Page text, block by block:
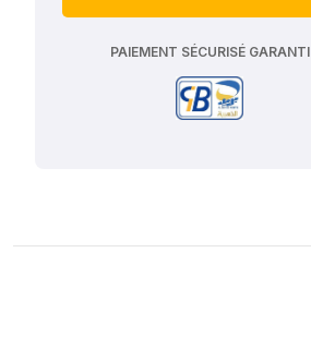
PAIEMENT SÉCURISÉ GARANTI